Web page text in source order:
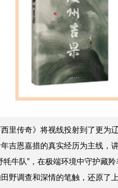
传奇》将视线投射到了更为
吉恩嘉措的真实经历为主线，
牦牛队”，在极端环境中守护藏羚
野调查和深情的笔触，还原了